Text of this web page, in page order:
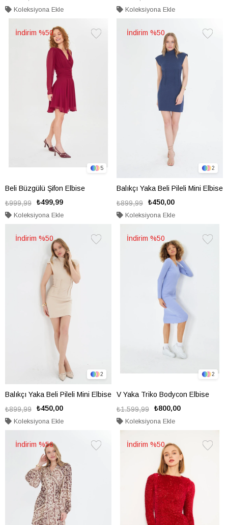
Koleksiyona Ekle Koleksiyona Ekle
5
Beli Büzgülü Şifon Elbise
₺499,99
₺999,99
Koleksiyona Ekle
%50
2
Balıkçı Yaka Beli Pileli Mini Elbise
₺450,00
₺899,99
Koleksiyona Ekle
%50
2
Balıkçı Yaka Beli Pileli Mini Elbise
₺450,00
₺899,99
Koleksiyona Ekle
%50
2
V Yaka Triko Bodycon Elbise
₺800,00
₺1.599,99
Koleksiyona Ekle
%50
%56 %50